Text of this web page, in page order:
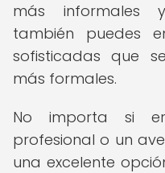
más informales
también puedes
sofisticadas que
más formales.
No importa si
profesional o un
una excelente